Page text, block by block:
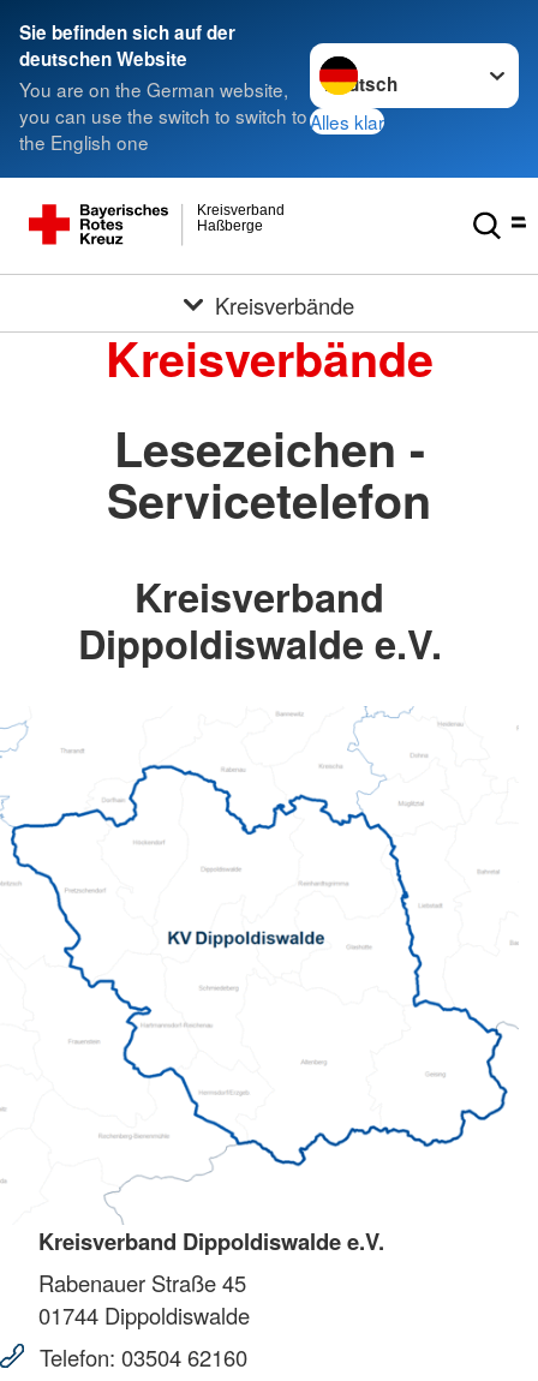
Sie befinden sich auf der
deutschen Website
You are on the German website,
you can use the switch to switch to
the English one
Sprache wechseln zu
Alles klar
Haßberge
Kreisverband
Kreisverbände
Kreisverbände
Lesezeichen -
Servicetelefon
Kreisverband
Dippoldiswalde e.V.
Kreisverband Dippoldiswalde e.V.
Rabenauer Straße 45
01744 Dippoldiswalde
Telefon: 03504 62160